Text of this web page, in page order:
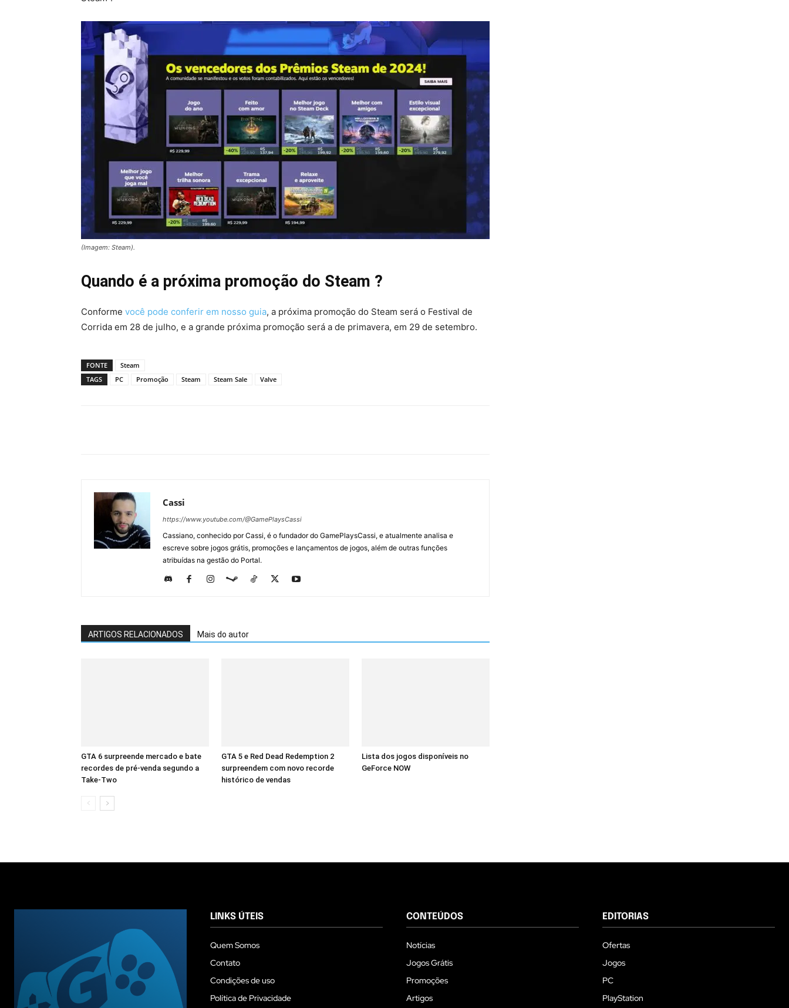
(Imagem: Steam).
Quando é a próxima promoção do Steam ?
Conforme você pode conferir em nosso guia, a próxima promoção do Steam será o Festival de
Corrida em 28 de julho, e a grande próxima promoção será a de primavera, em 29 de setembro.
FONTE
Steam
TAGS
PC Promoção Steam Steam Sale Valve
Cassi
https://www.youtube.com/@GamePlaysCassi
Cassiano, conhecido por Cassi, é o fundador do GamePlaysCassi, e atualmente analisa e
escreve sobre jogos grátis, promoções e lançamentos de jogos, além de outras funções
atribuídas na gestão do Portal.
ARTIGOS RELACIONADOS Mais do autor
GTA 6 surpreende mercado e bate
recordes de pré-venda segundo a
Take-Two
GTA 5 e Red Dead Redemption 2
surpreendem com novo recorde
histórico de vendas
Lista dos jogos disponíveis no
GeForce NOW
LINKS ÚTEIS
Quem Somos
Contato
Condições de uso
Política de Privacidade
CONTEÚDOS
Notícias
Jogos Grátis
Promoções
Artigos
EDITORIAS
Ofertas
Jogos
PC
PlayStation